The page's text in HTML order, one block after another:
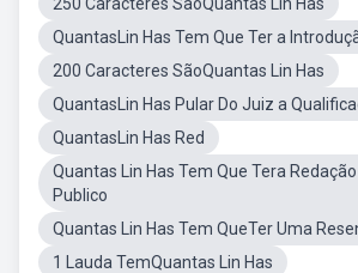
QuantasLin Has Tem Que Ter a
200 Caracteres SãoQuantas Lin Has
QuantasLin Has Pular Do Juiz a
QuantasLin Has Red
Quantas Lin Has Tem Que Tera
Publico
Quantas Lin Has Tem QueTer Uma
1 Lauda TemQuantas Lin Has